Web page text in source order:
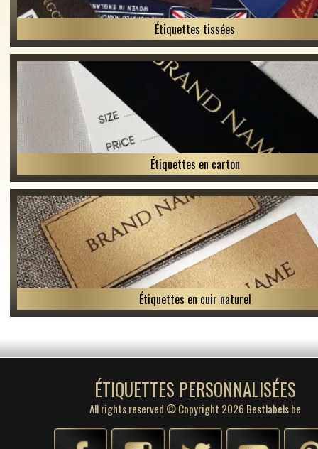
Étiquettes tissées
Étiquettes en carton
Étiquettes en cuir naturel
ÉTIQUETTES PERSONNALISÉES
All rights reserved © Copyright 2026 Bestlabels.be